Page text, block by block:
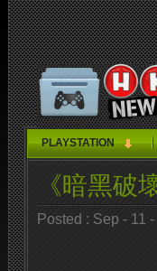
PLAYSTATION
《暗黑破
Posted : Sep - 11